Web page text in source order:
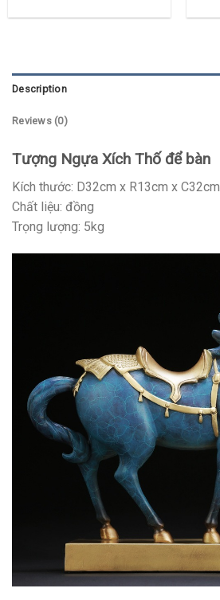
Description
Reviews (0)
Tượng Ngựa Xích Thố để bàn
Kích thước: D32cm x R13cm x C32cm
Chất liệu: đồng
Trọng lượng: 5kg